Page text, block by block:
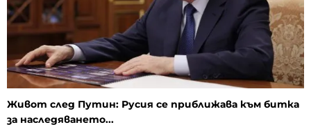
Живот след Путин: Русия се приближава към битка
за наследяването...